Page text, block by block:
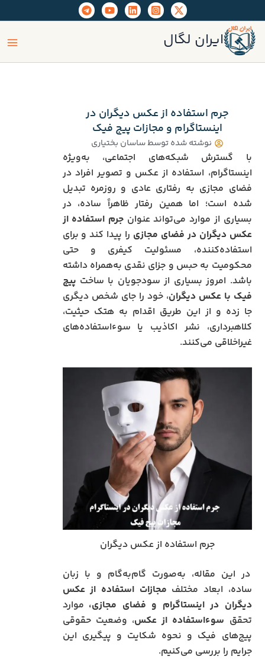
به
محتوا
ایران لگال
جرم استفاده از عکس دیگران در
اینستاگرام و مجازات پیج فیک
نوشته شده توسطساسان بختیاری
با گسترش شبکه‌های اجتماعی، به‌ویژه
اینستاگرام، استفاده از عکس و تصویر افراد در
فضای مجازی به رفتاری عادی و روزمره تبدیل
شده است؛ اما همین رفتار ظاهراً ساده، در
بسیاری از موارد می‌تواند عنوانجرم استفاده از
عکس دیگران در فضای مجازی را پیدا کند و برای
استفاده‌کننده، مسئولیت کیفری و حتی
محکومیت به حبس و جزای نقدی به‌همراه داشته
باشد. امروز بسیاری از سودجویان با ساخت پیج
فیک با عکس دیگران، خود را جای شخص دیگری
جا زده و از این طریق اقدام به هتک حیثیت،
کلاهبرداری، نشر اکاذیب یا سوءاستفاده‌های
غیراخلاقی می‌کنند.
جرم استفاده از عکس دیگران
در این مقاله، به‌صورت گام‌به‌گام و با زبان
ساده، ابعاد مختلف مجازات استفاده از عکس
دیگران در اینستاگرام و فضای مجازی، موارد
تحقق سوءاستفاده از عکس، وضعیت حقوقی
پیج‌های فیک و نحوه شکایت و پیگیری این
جرایم را بررسی می‌کنیم.